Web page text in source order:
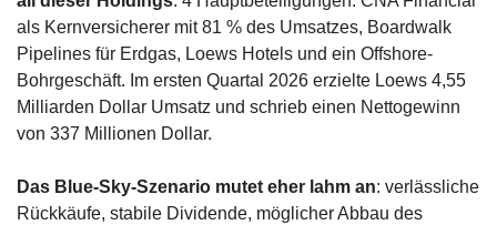
als Kernversicherer mit 81 % des Umsatzes, Boardwalk
Pipelines für Erdgas, Loews Hotels und ein Offshore-
Bohrgeschäft. Im ersten Quartal 2026 erzielte Loews 4,55
Milliarden Dollar Umsatz und schrieb einen Nettogewinn
von 337 Millionen Dollar.
Das Blue-Sky-Szenario mutet eher lahm an: verlässliche
Rückkäufe, stabile Dividende, möglicher Abbau des